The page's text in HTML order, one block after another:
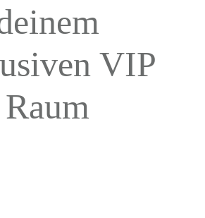
VIP
Raum